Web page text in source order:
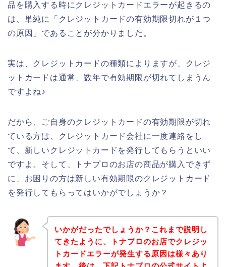
品を購入する時にクレジットカードエラーが起きるの
は、単純に「クレジットカードの有効期限切れが１つ
の原因」であることが分かりました。
実は、クレジットカードの種類によりますが、クレジ
ットカードは通常、数年で有効期限が切れてしまうん
ですよね♪
だから、ご自身のクレジットカードの有効期限が切れ
ている方は、クレジットカード会社に一度連絡をし
て、新しいクレジットカードを発行してもらうといい
ですよ。そして、トナプロのお店の商品が購入できず
に、お困りの方は新しい有効期限のクレジットカード
を発行してもらってはいかがでしょうか？
いかがだったでしょうか？これまで説明し
てきたように、トナプロのお店でクレジッ
トカードエラーが発生する原因は様々あり